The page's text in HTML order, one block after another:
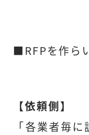
■RFPを作ら
【依頼側】
「各業者毎